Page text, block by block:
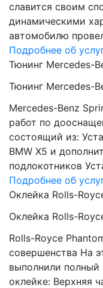
славится своим
динамическими
автомобилю
Подробнее об
Тюнинг Mercedes-
Тюнинг Mercedes-
Mercedes-Benz
работ по
состоящий из:
BMW Х5 и
подлокотников
Подробнее об
Оклейка Rolls-
Оклейка Rolls-
Rolls-Royce
совершенства На
выполнили полный
оклейке: Верхняя